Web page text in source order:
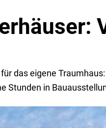
das eigene
Stunden in